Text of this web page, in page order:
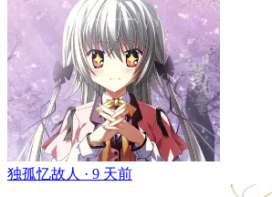
独孤忆故人 · 9 天前